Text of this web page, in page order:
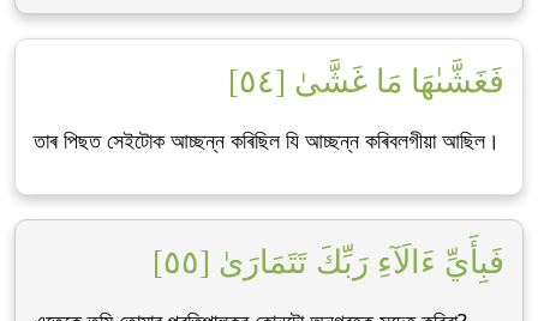
فَغَشَّىٰهَا مَا غَشَّىٰ [٥٤]
তাৰ পিছত সেইটোক আচ্ছন্ন কৰিছিল যি আচ্ছন্ন কৰিবলগীয়া আছিল।
فَبِأَيِّ ءَالَآءِ رَبِّكَ تَتَمَارَىٰ [٥٥]